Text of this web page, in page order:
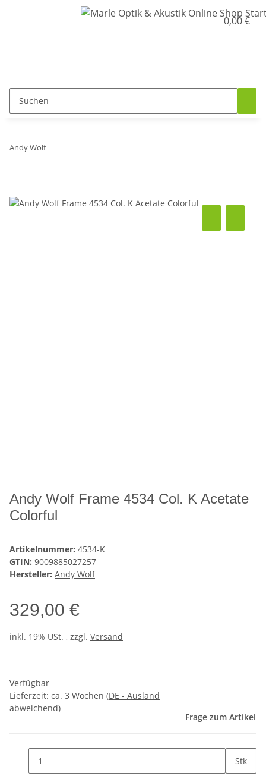
0,00 €
Andy Wolf
Andy Wolf Frame 4534 Col. K Acetate
Colorful
Artikelnummer: 4534-K
GTIN: 9009885027257
Hersteller: Andy Wolf
329,00 €
inkl. 19% USt. , zzgl. Versand
Verfügbar
Lieferzeit: ca. 3 Wochen (DE - Ausland
abweichend)
Frage zum Artikel
Stk